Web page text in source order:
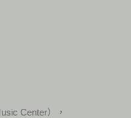
Center），